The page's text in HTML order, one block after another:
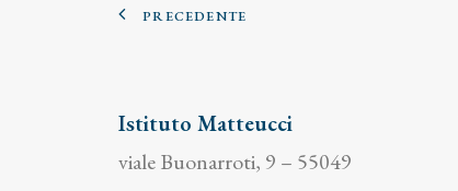
PRECEDENTE
Istituto Matteucci
viale Buonarroti, 9 – 55049